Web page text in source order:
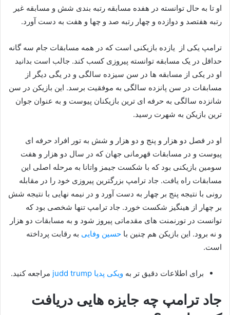
او تا به حال توانسته در هفده مسابقه رتبه بندی شش و مسابقه غیر
رتبه هفتصد و دوازده و چهار رتبه صد و چها و هفت به دست آورد.
ترامپ یکی از یازده بازیکنی است که در همه مسابقات جام سه گانه
حداقل در یک مسابقه توانسته پیروزی کسب کند. جالب است بدانید
او در یکی از مسابقه ها در سن سیزده سالگی و در یگی دیگر از
مسابقات در سن پانزده سالگی به موفقیت برسد. این بازیکن در سن
شانزده سالگی به حرفه ای ترین بازیکنان پیوست و به عنوان جوان
ترین بازیکن به شهرت رسید.
او در فصل دو هزار و پنج و دو هزار و شش به تور افراد حرفه ای
پیوست و در مسابقات قهرمانی جهان که در سال دو هزار و هفت
سومین بازیکنی بود که با شکست جیمز واتانا به مرحله اصلی این
مسابقات راه یافت. جاد ترامپ بزرگترین پیروزی خود را در مقابله
رونی با نتیجه پنج بر چهار به دست آورد و در نیمه نهایی با نتیجه شش
بر چهار از هینگیز شکست خورد. جاد ترامپ تنها شخصی بود که
توانست در تورنمنت های مقدماتی پیروز شود و به مسابقات دو هزار
و نه برود. این بازیکن هم چنین با حسین وفایی به رقابت پرداخته
است.
برای اطلاعات دقیق تر به ویکی پدیا judd trump مراجعه کنید.
جاد ترامپ چه جایزه هایی دریافت